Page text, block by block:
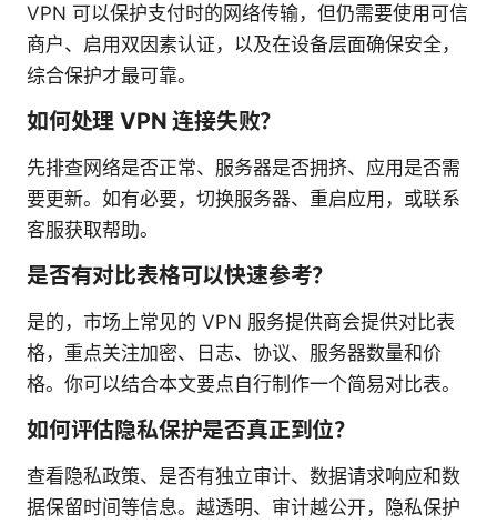
VPN 可以保护支付时的网络传输，但仍需要使用可信
商户、启用双因素认证，以及在设备层面确保安全，
综合保护才最可靠。
如何处理 VPN 连接失败？
先排查网络是否正常、服务器是否拥挤、应用是否需
要更新。如有必要，切换服务器、重启应用，或联系
客服获取帮助。
是否有对比表格可以快速参考？
是的，市场上常见的 VPN 服务提供商会提供对比表
格，重点关注加密、日志、协议、服务器数量和价
格。你可以结合本文要点自行制作一个简易对比表。
如何评估隐私保护是否真正到位？
查看隐私政策、是否有独立审计、数据请求响应和数
据保留时间等信息。越透明、审计越公开，隐私保护